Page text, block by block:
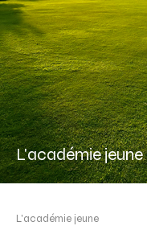
L'académie jeune
L'académie jeune